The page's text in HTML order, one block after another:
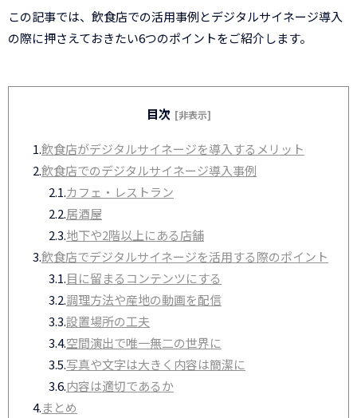
この記事では、飲食店での活用事例とデジタルサイネージ導入
の際に押さえておきたい6つのポイントをご紹介します。
目次 [非表示]
1.飲食店がデジタルサイネージを導入するメリット
2.飲食店でのデジタルサイネージ導入事例
2.1.カフェ・レストラン
2.2.居酒屋
2.3.地下や2階以上にある店舗
3.飲食店でデジタルサイネージを活用する際のポイント
3.1.目に留まるコンテンツにする
3.2.調理方法や産地の動画を配信
3.3.設置場所の工夫
3.4.空間演出で唯一無二の世界に
3.5.写真や文字は大きく内容は簡潔に
3.6.内容は適切であるか
4.まとめ